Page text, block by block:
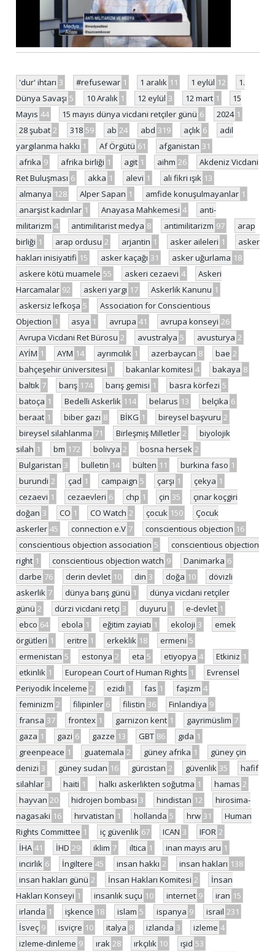
'dur' ihtarı 3 #refusewar 1 1 aralık 11 1 eylül 12
1.
Dünya Savaşı 5 10 Aralık 1 12 eylül 3 12 mart 1
15
Mayıs 44 15 mayıs dünya vicdani retçiler günü 6 2024 1
28 şubat 2 318 59 ab 24 abd 319 açlık 6
adil
yargılanma hakkı 1 Af Örgütü 61 afganistan 31
afrika 9 afrika birliği 1 agit 1 aihm 26
Akdeniz Vicdani
Ret Buluşması 6 akka 1 alevi 1 ali fikri ışık 13
almanya 128 Alper Sapan 1 amfide konuşulmayanlar 1
anarşist kadınlar 1 Anayasa Mahkemesi 4
anti-
militarizm 4 antimilitarist medya 8 antimilitarizm 97
arap
birliği 1 arap ordusu 2 arjantin 1 asker aileleri 1
asker
hakları inisiyatifi 15 asker kaçağı 31 asker uğurlama 18
askere kötü muamele 55 askeri cezaevi 4
Askeri
Harcamalar 92 askeri yargı 17 Askerlik Kanunu 1
askersiz lefkoşa 5
Association for Conscientious
Objection 1 asya 1 avrupa 41 avrupa konseyi 26
Avrupa Vicdani Ret Bürosu 2 avustralya 5 avusturya 2
AYİM 1 AYM 14 ayrımcılık 1 azerbaycan 8 bae 2
bahçeşehir üniversitesi 1 bakanlar komitesi 4 bakaya 8
baltık 7 barış 174 barış gemisi 1 basra körfezi 5
batoça 1 Bedelli Askerlik 114 belarus 13 belçika 6
beraat 1 biber gazı 8 BİKG 1 bireysel başvuru 2
bireysel silahlanma 71 Birleşmiş Milletler 2
biyolojik
silah 1 bm 172 bolivya 2 bosna hersek 2
Bulgaristan 3 bulletin 14 bülten 11 burkina faso 1
burundi 2 çad 1 campaign 5 çarşı 1 çekya 1
cezaevi 1 cezaevleri 6 chp 1 çin 35
çınar koçgiri
doğan 3 CO 1 CO Watch 2 çocuk 150
Çocuk
askerler 45 connection e.V 7 conscientious objection 16
conscientious objection association 5
conscientious objection
right 1 conscientious objection watch 9 Danimarka 6
darbe 76 derin devlet 10 din 3 doğa 10
dövizli
askerlik 7 dünya barış günü 1
dünya vicdani retçiler
günü 2 dürzi vicdani retçi 3 duyuru 1 e-devlet 1
ebco 64 ebola 1 eğitim zayiatı 1 ekoloji 3
emek
örgütleri 1 eritre 1 erkeklik 18 ermeni 5
ermenistan 5 estonya 2 eta 5 etiyopya 4 Etkiniz 1
etkinlik 1 European Court of Human Rights 1
Evrensel
Periyodik İnceleme 2 ezidi 1 fas 1 faşizm 4
feminizm 2 filipinler 6 filistin 36 Finlandiya 9
fransa 37 frontex 1 garnizon kent 1 gayrimüslim 7
gaza 1 gazi 6 gazze 13 GBT 86 gıda 1
greenpeace 1 guatemala 2 güney afrika 1
güney çin
denizi 3 güney sudan 16 gürcistan 2 güvenlik 35
hafif
silahlar 3 haiti 1 halkı askerlikten soğutma 1 hamas 2
hayvan 20 hidrojen bombası 3 hindistan 12
hirosima-
nagasaki 16 hırvatistan 1 hollanda 5 hrw 31
Human
Rights Committee 1 iç güvenlik 67 ICAN 3 IFOR 2
İHA 41 İHD 29 iklim 7 iltica 1 inan mayıs aru 1
incirlik 6 İngiltere 45 insan hakkı 2 insan hakları 138
insan hakları günü 2 İnsan Hakları Komitesi 2
İnsan
Hakları Konseyi 1 insanlık suçu 10 internet 9 iran 15
irlanda 1 işkence 18 islam 5 ispanya 9 israil 231
İsveç 9 isviçre 10 italya 8 izlanda 3 izleme 4
izleme-dinleme 9 ırak 28 ırkçılık 10 ışid 53